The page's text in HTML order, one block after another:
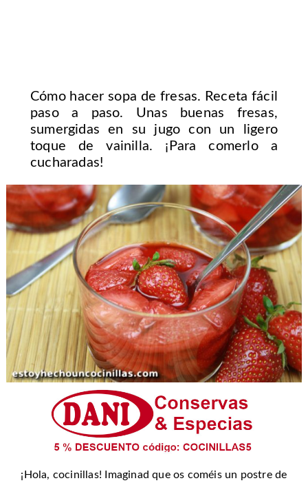
Cómo hacer sopa de fresas. Receta fácil
paso a paso. Unas buenas fresas,
sumergidas en su jugo con un ligero
toque de vainilla. ¡Para comerlo a
cucharadas!
¡Hola, cocinillas! Imaginad que os coméis un postre de